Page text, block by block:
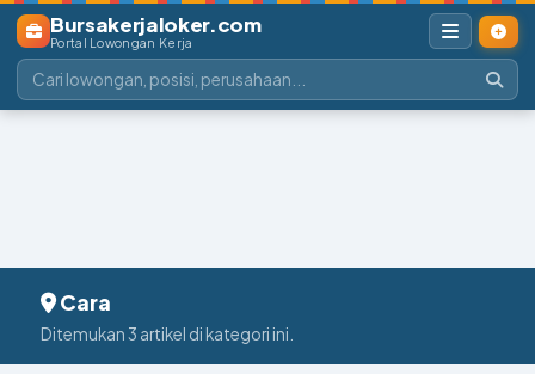
Bursakerjaloker.com
Portal Lowongan Kerja
Cara
Ditemukan 3 artikel di kategori ini.